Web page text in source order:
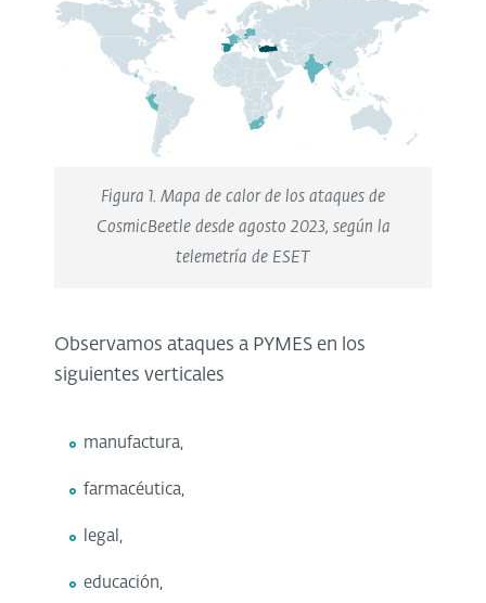
Figura 1. Mapa de calor de los ataques de
CosmicBeetle desde agosto 2023, según la
telemetría de ESET
Observamos ataques a PYMES en los
siguientes verticales
manufactura,
farmacéutica,
legal,
educación,